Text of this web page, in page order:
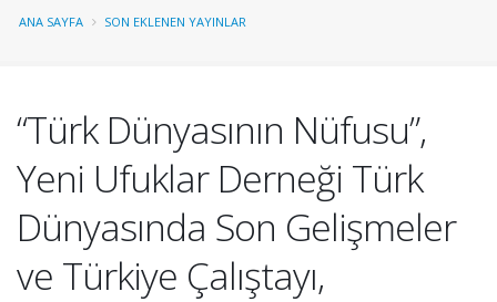
ANA SAYFA SON EKLENEN YAYINLAR
“Türk Dünyasının Nüfusu”,
Yeni Ufuklar Derneği Türk
Dünyasında Son Gelişmeler
ve Türkiye Çalıştayı,